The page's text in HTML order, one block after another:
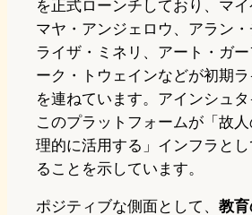
を正式ローンチしており、マイ
マヤ・アンジェロウ、アラン・
ライザ・ミネリ、アート・ガ
ーク・トウェインなどが初期
を連ねています。アインシュタ
このプラットフォームが「故
理的に活用する」インフラと
ることを示しています。
ポジティブな側面として、 教